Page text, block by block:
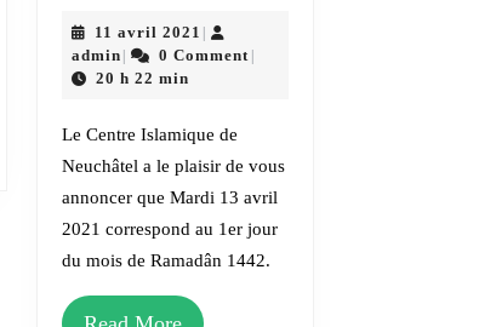
1442
13
avril
2021
11 avril 2021 11
avril
adminadmin0 Comment
20 h 22 min
Le Centre Islamique de
Neuchâtel a le plaisir de vous
annoncer que Mardi 13 avril
2021 correspond au 1er jour
du mois de Ramadân 1442.
Read